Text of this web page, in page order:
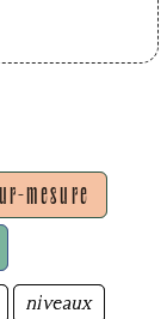
mesure
niveaux